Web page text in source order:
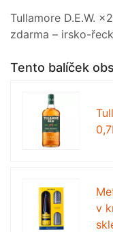
Tullamore D.E.W.
zdarma – irsko-
Tento balíček
v